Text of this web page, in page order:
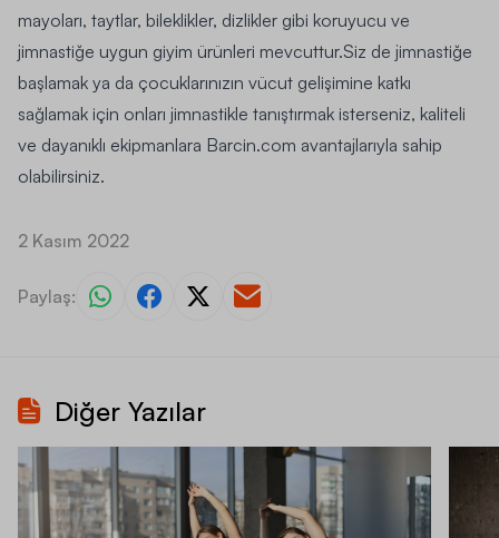
mayoları, taytlar, bileklikler, dizlikler gibi koruyucu ve
jimnastiğe uygun giyim ürünleri mevcuttur.Siz de jimnastiğe
başlamak ya da çocuklarınızın vücut gelişimine katkı
sağlamak için onları jimnastikle tanıştırmak isterseniz, kaliteli
ve dayanıklı ekipmanlara Barcin.com avantajlarıyla sahip
olabilirsiniz.
2 Kasım 2022
Paylaş:
Diğer Yazılar